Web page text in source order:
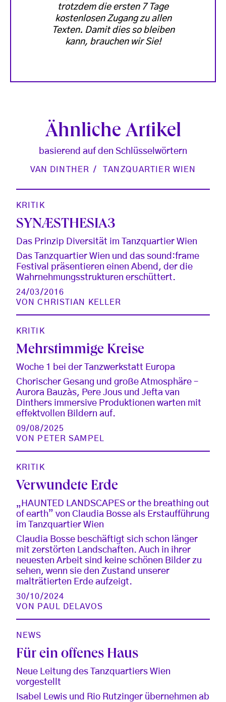
trotzdem die ersten 7 Tage
kostenlosen Zugang zu allen
Texten. Damit dies so bleiben
kann, brauchen wir Sie!
Ähnliche Artikel
basierend auf den Schlüsselwörtern
VAN DINTHER TANZQUARTIER WIEN
KRITIK
SYNÆSTHESIA3
Das Prinzip Diversität im Tanzquartier Wien
Das Tanzquartier Wien und das sound:frame
Festival präsentieren einen Abend, der die
Wahrnehmungsstrukturen erschüttert.
24/03/2016
VONCHRISTIAN KELLER
KRITIK
Mehrstimmige Kreise
Woche 1 bei der Tanzwerkstatt Europa
Chorischer Gesang und große Atmosphäre –
Aurora Bauzàs, Pere Jous und Jefta van
Dinthers immersive Produktionen warten mit
effektvollen Bildern auf.
09/08/2025
VON
PETER SAMPEL
KRITIK
Verwundete Erde
„HAUNTED LANDSCAPES or the breathing out
of earth” von Claudia Bosse als Erstaufführung
im Tanzquartier Wien
Claudia Bosse beschäftigt sich schon länger
mit zerstörten Landschaften. Auch in ihrer
neuesten Arbeit sind keine schönen Bilder zu
sehen, wenn sie den Zustand unserer
malträtierten Erde aufzeigt.
30/10/2024
VON
PAUL DELAVOS
NEWS
Für ein offenes Haus
Neue Leitung des Tanzquartiers Wien
vorgestellt
Isabel Lewis und Rio Rutzinger übernehmen ab